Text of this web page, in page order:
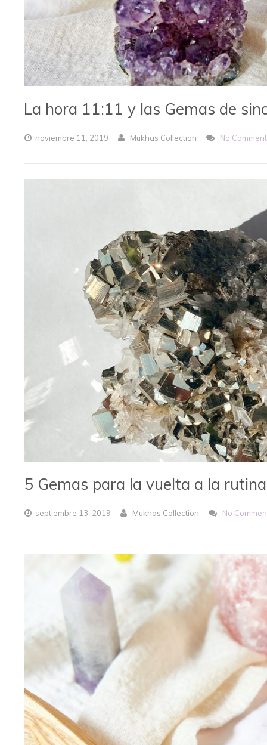
La hora 11:11 y las Gemas de
noviembre 11, 2019 Mukhas Collection No
5 Gemas para la vuelta a la
septiembre 13, 2019 Mukhas Collection No